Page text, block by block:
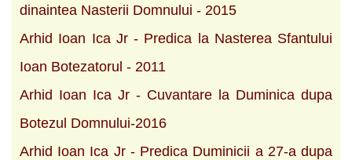
dinaintea Nasterii Domnului - 2015
Arhid Ioan Ica Jr - Predica la Nasterea Sfantului
Ioan Botezatorul - 2011
Arhid Ioan Ica Jr - Cuvantare la Duminica dupa
Botezul Domnului-2016
Arhid Ioan Ica Jr - Predica Duminicii a 27-a dupa